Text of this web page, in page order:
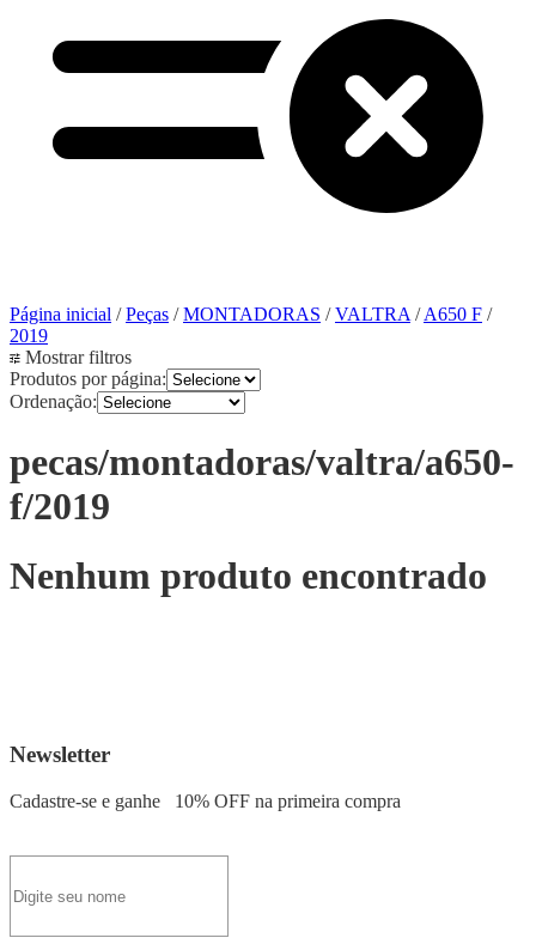
Página inicial /Peças /MONTADORAS /VALTRA/A650 F /
2019
Mostrar filtros
Produtos por página:
Ordenação:
pecas/montadoras/valtra/a650-
f/2019
Nenhum produto encontrado
Newsletter
Cadastre-se e ganhe 10% OFF na primeira compra